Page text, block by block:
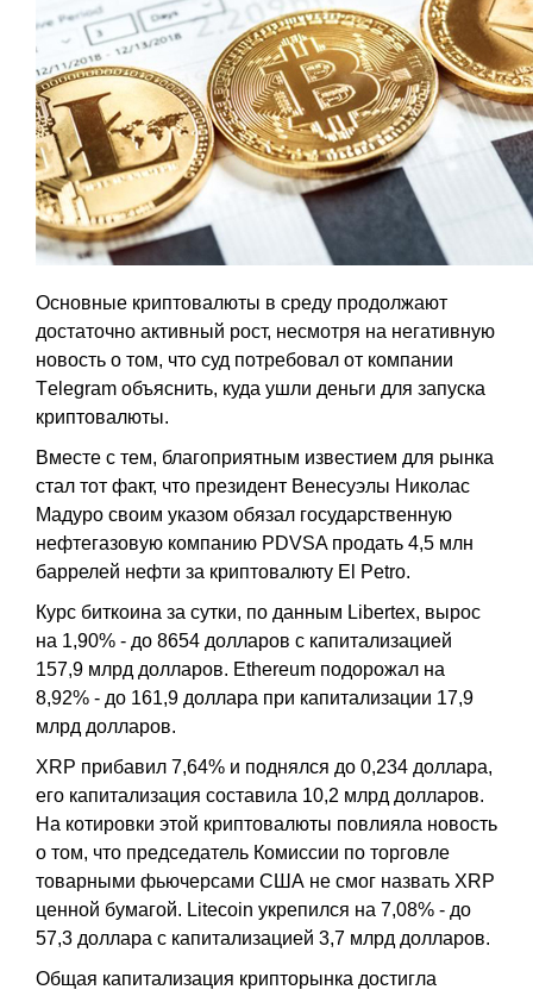
Основные криптовалюты в среду продолжают
достаточно активный рост, несмотря на негативную
новость о том, что суд потребовал от компании
Тelegram объяснить, куда ушли деньги для запуска
криптовалюты.
Вместе с тем, благоприятным известием для рынка
стал тот факт, что президент Венесуэлы Николас
Мадуро своим указом обязал государственную
нефтегазовую компанию PDVSA продать 4,5 млн
баррелей нефти за криптовалюту El Petro.
Курс биткоина за сутки, по данным Libertex, вырос
на 1,90% - до 8654 долларов с капитализацией
157,9 млрд долларов. Ethereum подорожал на
8,92% - до 161,9 доллара при капитализации 17,9
млрд долларов.
XRP прибавил 7,64% и поднялся до 0,234 доллара,
его капитализация составила 10,2 млрд долларов.
На котировки этой криптовалюты повлияла новость
о том, что председатель Комиссии по торговле
товарными фьючерсами США не смог назвать XRP
ценной бумагой. Litecoin укрепился на 7,08% - до
57,3 доллара с капитализацией 3,7 млрд долларов.
Общая капитализация крипторынка достигла